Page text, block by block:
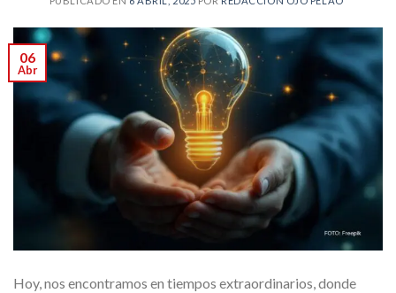
06
Abr
Hoy, nos encontramos en tiempos extraordinarios, donde